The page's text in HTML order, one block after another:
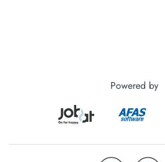
Powered by